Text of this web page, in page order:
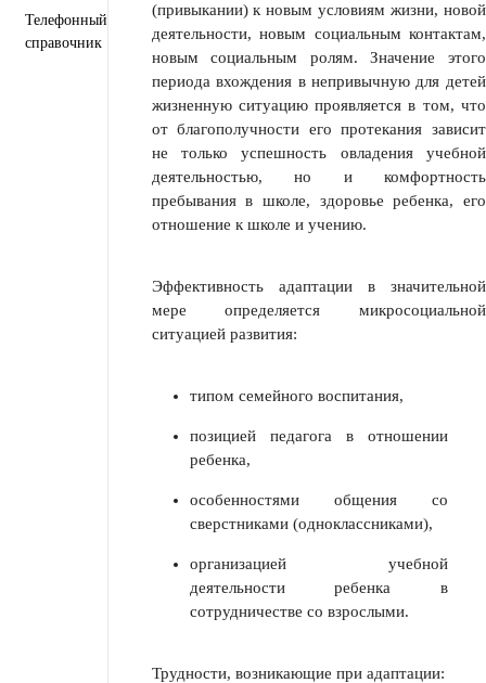
Телефонный
справочник
(привыкании) к новым условиям жизни, новой
деятельности, новым социальным контактам,
новым социальным ролям. Значение этого
периода вхождения в непривычную для детей
жизненную ситуацию проявляется в том, что
от благополучности его протекания зависит
не только успешность овладения учебной
деятельностью, но и комфортность
пребывания в школе, здоровье ребенка, его
отношение к школе и учению.
Эффективность адаптации в значительной
мере определяется микросоциальной
ситуацией развития:
типом семейного воспитания,
позицией педагога в отношении
ребенка,
особенностями общения со
сверстниками (одноклассниками),
организацией учебной
деятельности ребенка в
сотрудничестве со взрослыми.
Трудности, возникающие при адаптации: